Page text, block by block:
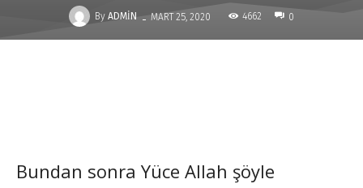
By ADMIN - MART 25, 2020 4662 0
Bundan sonra Yüce Allah şöyle